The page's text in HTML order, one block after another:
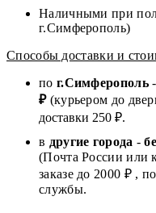
Наличными при
г.Симферополь)
Способы доставки и
по г.Симферополь-
₽(курьером до
доставки 250 ₽.
в другие города -
(Почта России или
заказе до 2000 ₽ ,
службы.